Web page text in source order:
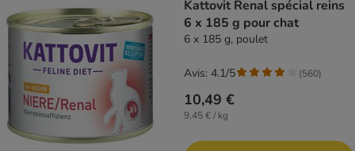
Kattovit Renal spécial reins
6 x 185 g pour chat
6 x 185 g, poulet
10,49 €
9,45 € / kg
Avis: 4.1/5 (560)